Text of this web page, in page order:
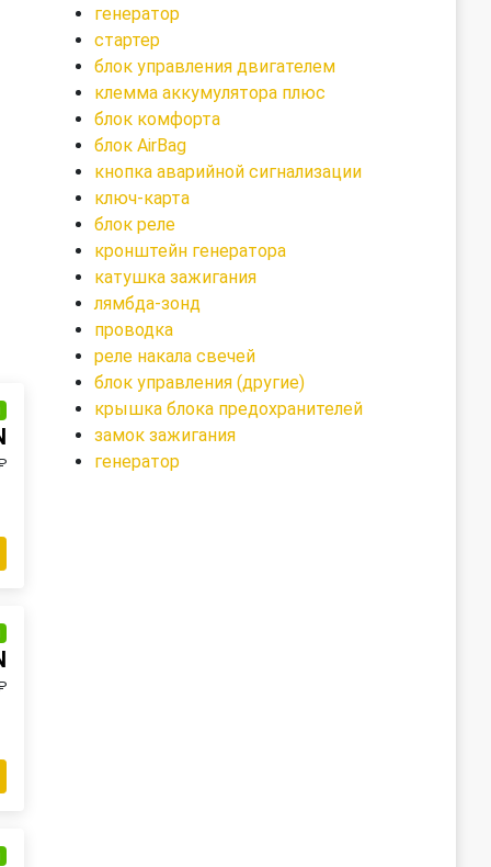
генератор
стартер
блок управления двигателем
клемма аккумулятора плюс
блок комфорта
блок AirBag
кнопка аварийной сигнализации
ключ-карта
блок реле
кронштейн генератора
катушка зажигания
лямбда-зонд
проводка
реле накала свечей
блок управления (другие)
крышка блока предохранителей
замок зажигания
генератор